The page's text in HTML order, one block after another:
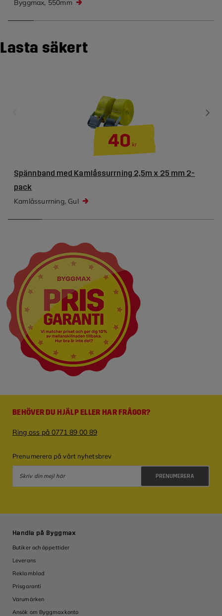
Byggmax, 550mm
Lasta säkert
40 kr
Spännband med Kamlåssurrning 2,5m x 25 mm 2-
pack
Kamlåssurrning, Gul
BEHÖVER DU HJÄLP ELLER HAR FRÅGOR?
Ring oss på 0771 89 00 89
Prenumerera på vårt nyhetsbrev
PRENUMERERA
Handla på Byggmax
Butiker och öppettider
Leverans
Reklamblad
Prisgaranti
Varumärken
Ansök om Byggmaxkonto